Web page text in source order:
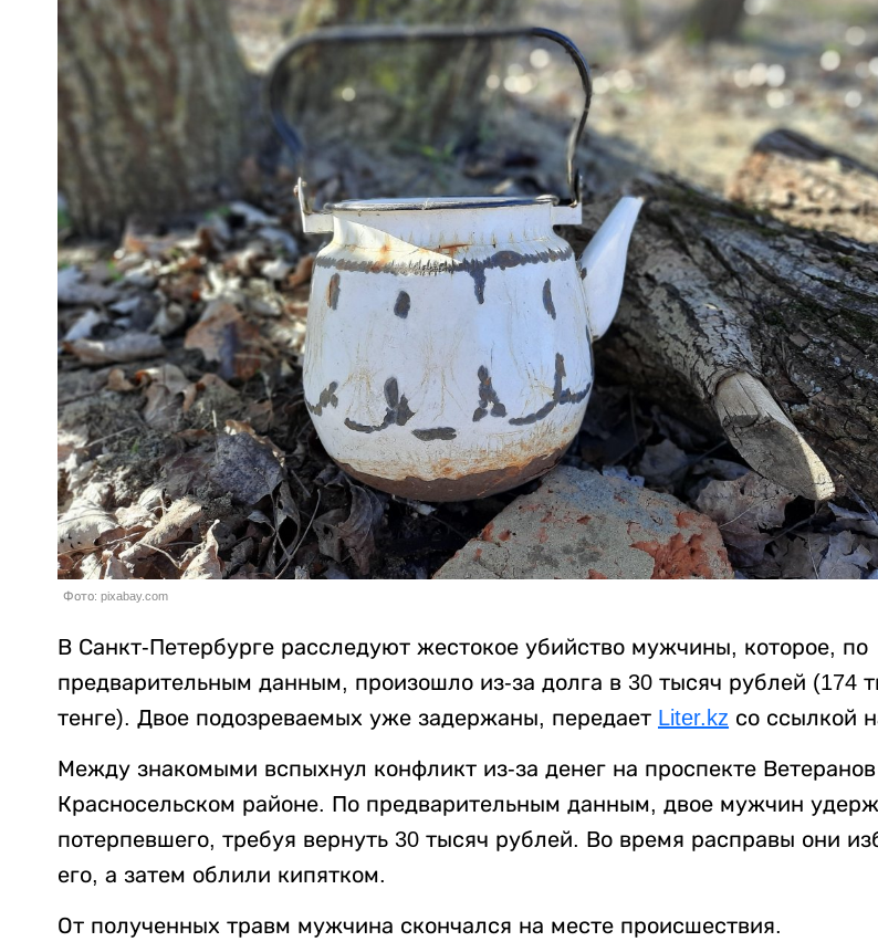
Фото: pixabay.com
В Санкт-Петербурге расследуют жестокое убийство мужчины, которое, по
предварительным данным, произошло из-за долга в 30 тысяч рублей (174
тенге). Двое подозреваемых уже задержаны, передает Liter.kz со ссылкой
Между знакомыми вспыхнул конфликт из-за денег на проспекте
Красносельском районе. По предварительным данным, двое мужчин
потерпевшего, требуя вернуть 30 тысяч рублей. Во время расправы они
его, а затем облили кипятком.
От полученных травм мужчина скончался на месте происшествия.